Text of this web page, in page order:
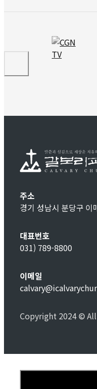
주소
경기 성남시 분당구 이
대표번호
031) 789-8800
이메일
Copyright 2024 © All